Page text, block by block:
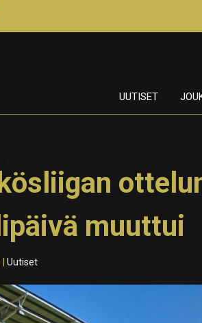
UUTISET
muuttui
|Uutiset